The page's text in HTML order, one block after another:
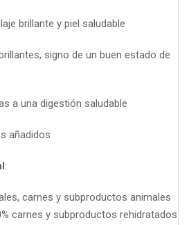
brillante y piel saludable
signo de un buen estado de
a una digestión saludable
añadidos
:
carnes y subproductos animales
carnes y subproductos rehidratados